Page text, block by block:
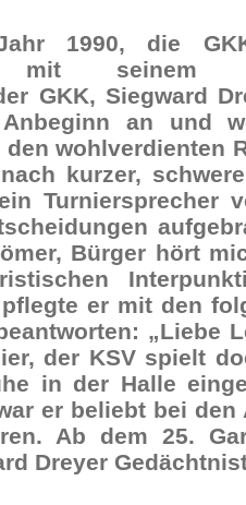
1990, die
mit seinem
GKK, Siegward
an und
wohlverdienten
kurzer,
Turniersprecher
Bürger hört
er mit den
„Liebe
der KSV spielt
in der Halle
er beliebt bei den
Ab dem 25.
Dreyer